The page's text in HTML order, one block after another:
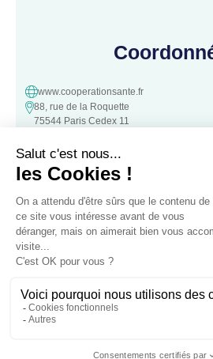
www.cooperationsante.fr
88, rue de la Roquette
75544 Paris Cedex 11
Contact
Une question, une suggestion ?
N’hésitez pas à nous contacter :
Contacter nous
Association loi 1901 d’intérêt général, à but
05 Octobre 2016 à la Préfecture de